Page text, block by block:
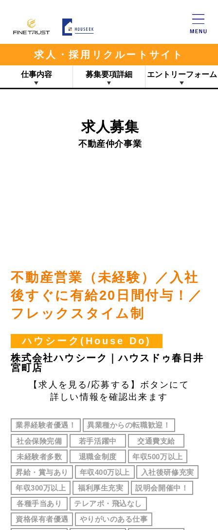
求人・採用リクルートサイト
仕事内容 募集要項詳細 エントリーフォーム
求人募集
不動産仲介事業
不動産営業（未経験）／入社
後すぐに有給20日間付与！／
フレックスタイム制
ハウシーク(House Do)
株式会社ハウシーク｜ハウスドゥ春日井
宮町店
【求人を見る/応募する】ボタンにて
詳しい情報を確認出来ます
業界経験者優遇！
異業種からの転職歓迎！
社会保険完備
若手活躍中
交通費支給
未経験者多数
退職金制度
年収500万以上
昇給・賞与あり
年収400万以上
入社後研修充実
年収300万以上
福利厚生充実
説明会開催中！
各種手当あり
テレアポ・飛込なし
資格保有者優遇
やりがいのある仕事